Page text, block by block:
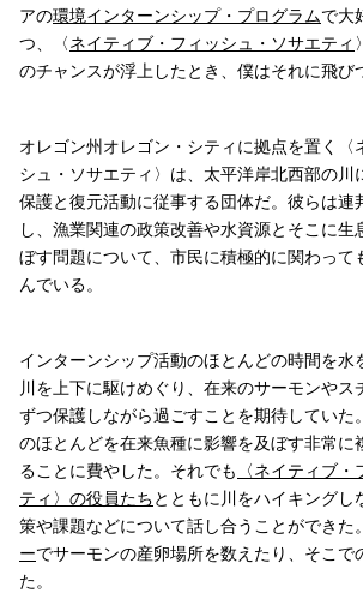
アの環境インターンシップ・プログラムで大
つ、〈ネイティブ・フィッシュ・ソサエティ
のチャンスが浮上したとき、僕はそれに飛び
オレゴン州オレゴン・シティに拠点を置く〈
シュ・ソサエティ〉は、太平洋岸北西部の川
保護と復元活動に従事する団体だ。彼らは連
し、漁業関連の政策改善や水資源とそこに生
ぼす問題について、市民に積極的に関わって
んでいる。
インターンシップ活動のほとんどの時間を水
川を上下に駆けめぐり、在来のサーモンやス
ずつ保護しながら過ごすことを期待していた
のほとんどを在来魚種に影響を及ぼす非常に
ることに費やした。それでも 〈ネイティブ
ティ〉の役員たちとともに川をハイキングし
策や課題などについて話し合うことができた
ーでサーモンの産卵場所を数えたり、そこで
た。